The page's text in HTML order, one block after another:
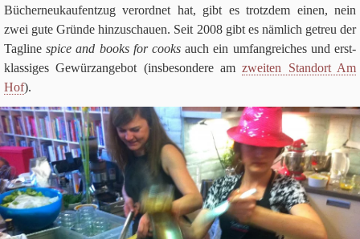
Büch­er­neu­k­auf­ent­zug ver­ord­net hat, gibt es trotz­dem einen, nein
zwei gute Gründe hin­zu­schauen. Seit 2008gibt es näm­lich getreu der
Tag­linespice and books for cooks auch ein umfang­rei­ches und erst­
klas­si­ges Gewür­z­an­ge­bot (ins­be­son­dere amzwei­ten Stand­ort Am
Hof).